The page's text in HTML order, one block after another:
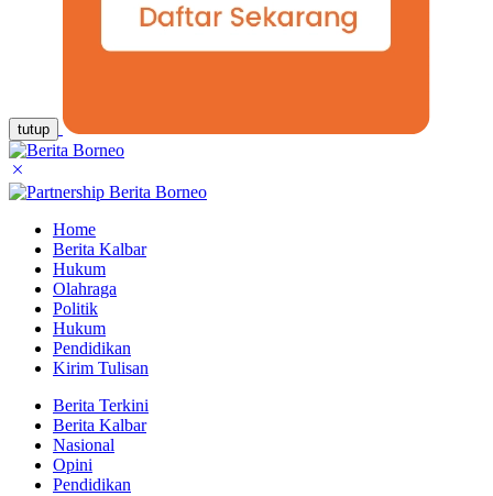
tutup
Home
Berita Kalbar
Hukum
Olahraga
Politik
Hukum
Pendidikan
Kirim Tulisan
Berita Terkini
Berita Kalbar
Nasional
Opini
Pendidikan